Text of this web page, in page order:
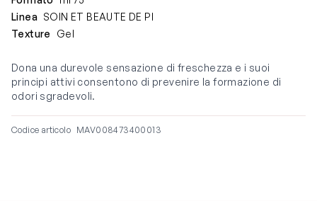
Linea SOIN ET BEAUTE DE PI
Texture
Gel
Dona una durevole sensazione di freschezza e i suoi
principi attivi consentono di prevenire la formazione di
odori sgradevoli.
Codice articolo MAV008473400013